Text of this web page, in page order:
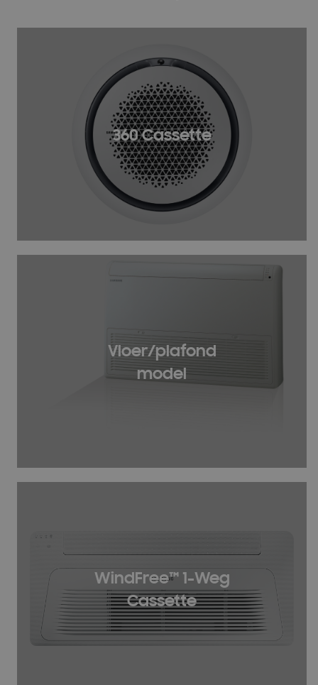
360 Cassette
Vloer/plafond
model
WindFree™ 1-Weg
Cassette